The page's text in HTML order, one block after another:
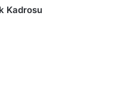
Kadrosu